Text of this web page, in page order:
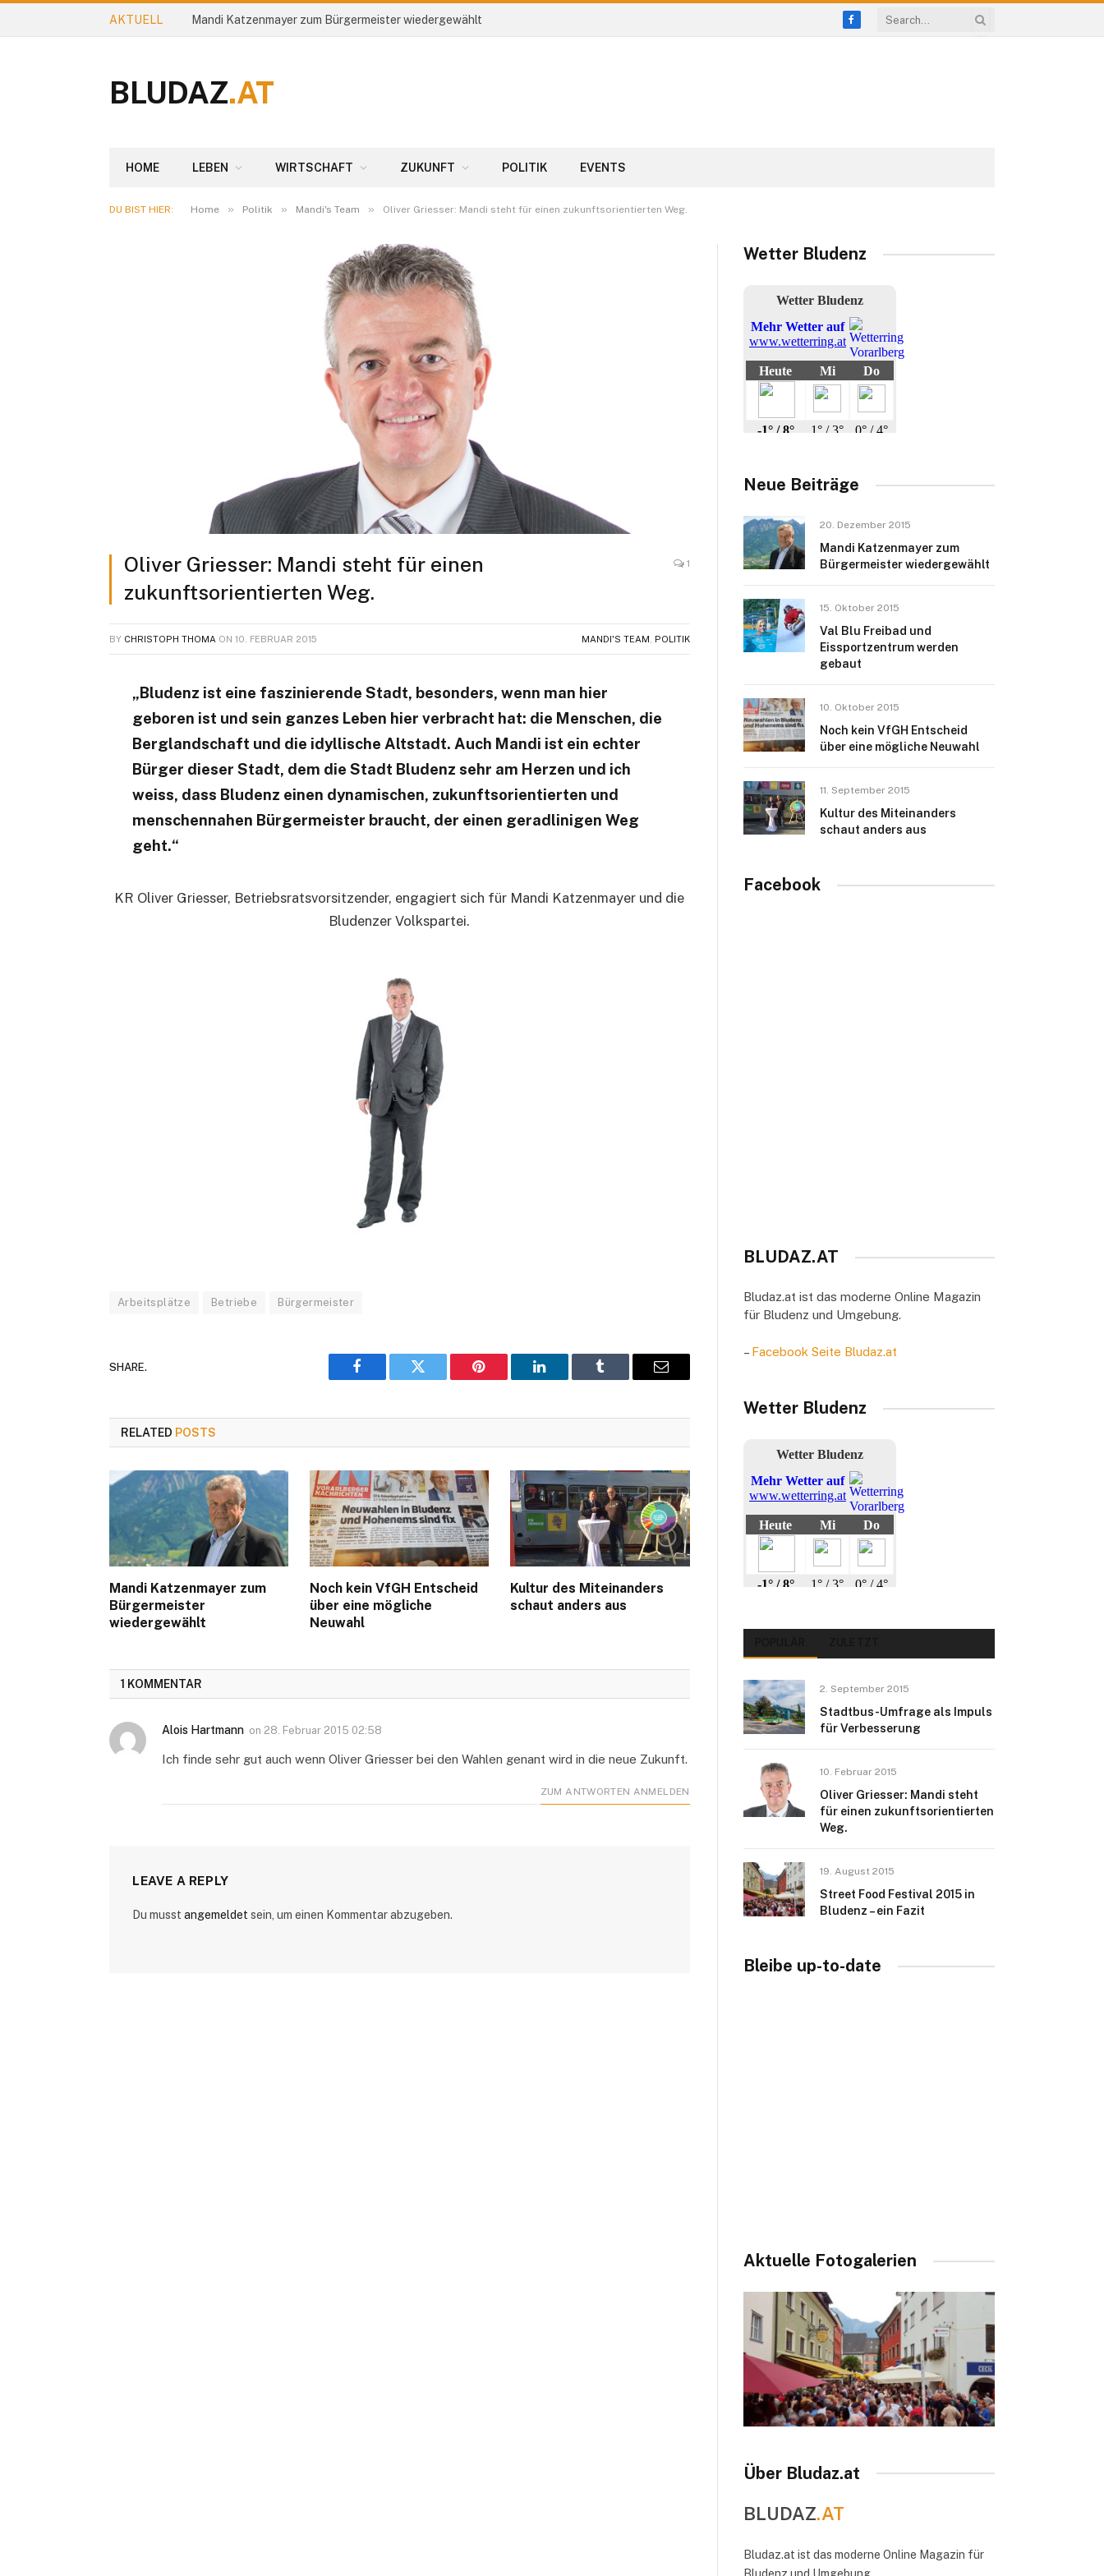
AKTUELL Mandi Katzenmayer zum Bürgermeister wiedergewählt
Facebook
BLUDAZ.AT
HOME LEBEN WIRTSCHAFT ZUKUNFT POLITIK EVENTS
DU BIST HIER: Home » Politik » Mandi's Team » Oliver Griesser: Mandi steht für einen zukunftsorientierten Weg.
Oliver Griesser: Mandi steht für einen
zukunftsorientierten Weg.
1
BY CHRISTOPH THOMA ON 10. FEBRUAR 2015 MANDI'S TEAM POLITIK
„Bludenz ist eine faszinierende Stadt, besonders, wenn man hier
geboren ist und sein ganzes Leben hier verbracht hat: die Menschen, die
Berglandschaft und die idyllische Altstadt. Auch Mandi ist ein echter
Bürger dieser Stadt, dem die Stadt Bludenz sehr am Herzen und ich
weiss, dass Bludenz einen dynamischen, zukunftsorientierten und
menschennahen Bürgermeister braucht, der einen geradlinigen Weg
geht.“
KR Oliver Griesser, Betriebsratsvorsitzender, engagiert sich für Mandi Katzenmayer und die
Bludenzer Volkspartei.
Arbeitsplätze Betriebe Bürgermeister
SHARE.
Facebook Twitter Pinterest LinkedIn Tumblr Email
RELATED POSTS
Mandi Katzenmayer zum
Bürgermeister
wiedergewählt
Noch kein VfGH Entscheid
über eine mögliche
Neuwahl
Kultur des Miteinanders
schaut anders aus
1 KOMMENTAR
Alois Hartmann on 28. Februar 2015 02:58
Ich finde sehr gut auch wenn Oliver Griesser bei den Wahlen genant wird in die neue Zukunft.
ZUM ANTWORTEN ANMELDEN
LEAVE A REPLY
Du musst angemeldet sein, um einen Kommentar abzugeben.
Wetter Bludenz
Neue Beiträge
20. Dezember 2015
Mandi Katzenmayer zum
Bürgermeister wiedergewählt
15. Oktober 2015
Val Blu Freibad und
Eissportzentrum werden
gebaut
10. Oktober 2015
Noch kein VfGH Entscheid
über eine mögliche Neuwahl
11. September 2015
Kultur des Miteinanders
schaut anders aus
Facebook
BLUDAZ.AT
Bludaz.at ist das moderne Online Magazin
für Bludenz und Umgebung.
– Facebook Seite Bludaz.at
Wetter Bludenz
2. September 2015
Stadtbus-Umfrage als Impuls
für Verbesserung
10. Februar 2015
Oliver Griesser: Mandi steht
für einen zukunftsorientierten
Weg.
19. August 2015
Street Food Festival 2015 in
Bludenz – ein Fazit
Bleibe up-to-date
Aktuelle Fotogalerien
Über Bludaz.at
BLUDAZ.AT
Bludaz.at ist das moderne Online Magazin für
Bludenz und Umgebung.